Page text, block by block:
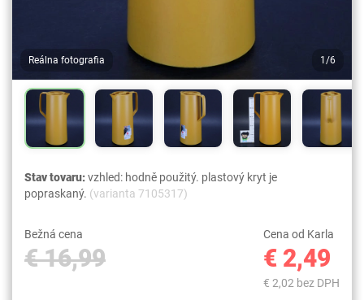
Reálna fotografia 1/6
Stav tovaru:vzhled: hodně použitý. plastový kryt je
popraskaný. (varianta 7105317)
Bežná cena
€ 16,99
Cena od Karla
€ 2,49
€ 2,02 bez DPH